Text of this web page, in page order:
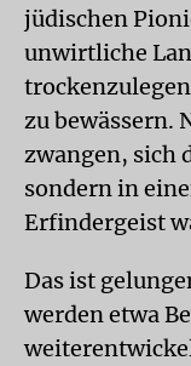
jüdischen
unwirtliche
zu bewässern.
zwangen, sich
sondern in
Erfindergeist
Das ist
werden etwa